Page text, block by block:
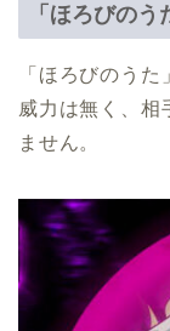
「ほろびの
「ほろびのう
威力は無く、相
ません。